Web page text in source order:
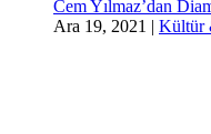
Cem Yılmaz’dan
Ara 19, 2021 | Kültür